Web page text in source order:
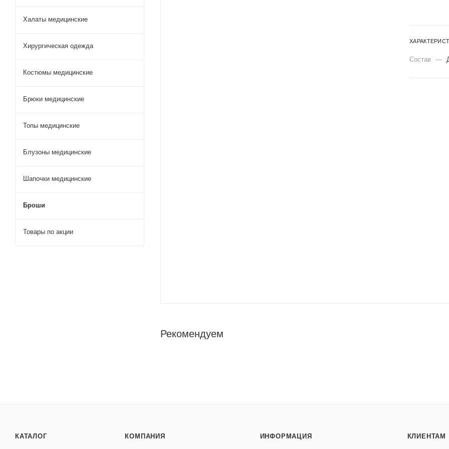
Состав —
Рекомендуем
Халаты медицинские
Хирургическая одежда
Костюмы медицинские
Брюки медицинские
Топы медицинские
Блузоны медицинские
Шапочки медицинские
Броши
Товары по акции
КАТАЛОГ КОМПАНИЯ ИНФОРМАЦИЯ КЛИЕНТАМ